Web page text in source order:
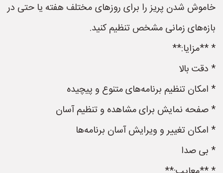
خاموش شدن پریز را برای روزهای مختلف هفته یا حتی در
بازه‌های زمانی مشخص تنظیم کنید.
* **مزایا:**
* دقت بالا
* امکان تنظیم برنامه‌های متنوع و پیچیده
* صفحه نمایش برای مشاهده و تنظیم آسان
* امکان تغییر و ویرایش آسان برنامه‌ها
* بی صدا